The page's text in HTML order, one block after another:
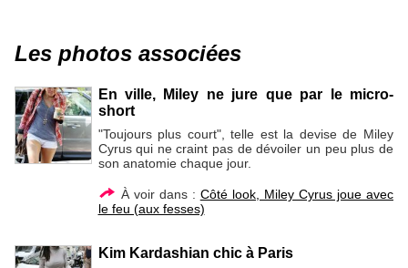
Les photos associées
En ville, Miley ne jure que par le micro-
short
"Toujours plus court", telle est la devise de Miley
Cyrus qui ne craint pas de dévoiler un peu plus de
son anatomie chaque jour.
À voir dans : Côté look, Miley Cyrus joue avec
le feu (aux fesses)
Kim Kardashian chic à Paris